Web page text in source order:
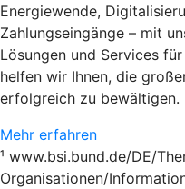
Energiewende,
Zahlungseingänge – mit
Lösungen und Services
helfen wir Ihnen, die
erfolgreich zu bewältigen.
Mehr erfahren
¹ www.bsi.bund.de/DE/
Organisationen/